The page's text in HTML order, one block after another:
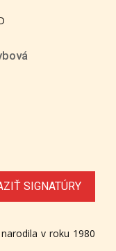
SIGNATÚRY
v roku 1980